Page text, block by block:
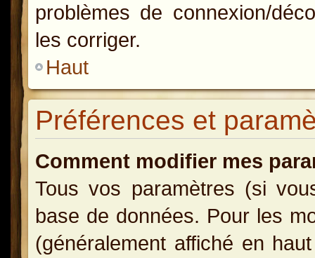
problèmes de connexion/
les corriger.
Haut
Préférences et
Comment modifier mes
Tous vos paramètres (si
base de données. Pour les
(généralement affiché en